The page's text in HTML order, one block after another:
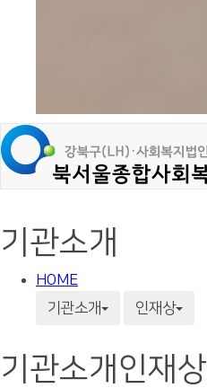
기관소개
HOME
기관소개
인재상
기관소개 인재상